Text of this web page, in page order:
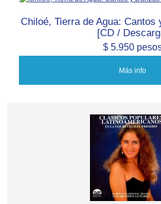
Chiloé, Tierra de Agua: Cantos
[CD /
$ 5.950
Más info